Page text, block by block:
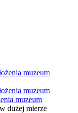
muzeum
dużej mierze